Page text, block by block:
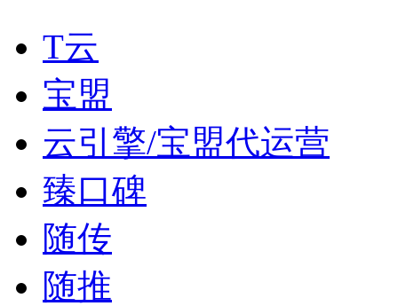
T云
宝盟
云引擎/宝盟代运营
臻口碑
随传
随推